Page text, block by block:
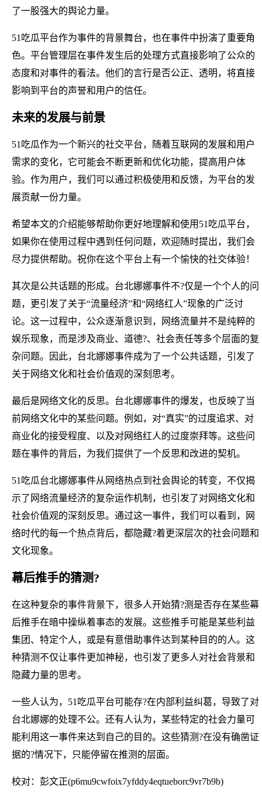
了一股强大的舆论力量。
51吃瓜平台作为事件的背景舞台，也在事件中扮演了重要角
色。平台管理层在事件发生后的处理方式直接影响了公众的
态度和对事件的看法。他们的言行是否公正、透明，将直接
影响到平台的声誉和用户的信任。
未来的发展与前景
51吃瓜作为一个新兴的社交平台，随着互联网的发展和用户
需求的变化，它可能会不断更新和优化功能，提高用户体
验。作为用户，我们可以通过积极使用和反馈，为平台的发
展贡献一份力量。
希望本文的介绍能够帮助你更好地理解和使用51吃瓜平台，
如果你在使用过程中遇到任何问题，欢迎随时提出，我们会
尽力提供帮助。祝你在这个平台上有一个愉快的社交体验！
其次是公共话题的形成。台北娜娜事件不?仅是一个个人的问
题，更引发了关于“流量经济”和“网络红人”现象的广泛讨
论。这一过程中，公众逐渐意识到，网络流量并不是纯粹的
娱乐现象，而是涉及商业、道德?、社会责任等多个层面的复
杂问题。因此，台北娜娜事件成为了一个公共话题，引发了
关于网络文化和社会价值观的深刻思考。
最后是网络文化的反思。台北娜娜事件的爆发，也反映了当
前网络文化中的某些问题。例如，对“真实”的过度追求、对
商业化的接受程度、以及对网络红人的过度崇拜等。这些问
题在事件的背后，为我们提供了一个反思和改进的契机。
51吃瓜台北娜娜事件从网络热点到社会舆论的转变，不仅揭
示了网络流量经济的复杂运作机制，也引发了对网络文化和
社会价值观的深刻反思。通过这一事件，我们可以看到，网
络时代的每一个热点背后，都隐藏?着更深层次的社会问题和
文化现象。
幕后推手的猜测?
在这种复杂的事件背景下，很多人开始猜?测是否存在某些幕
后推手在暗中操纵着事态的发展。这些推手可能是某些利益
集团、特定个人，或是有意借助事件达到某种目的的人。这
种猜测不仅让事件更加神秘，也引发了更多人对社会背景和
隐藏力量的思考。
一些人认为，51吃瓜平台可能存?在内部利益纠葛，导致了对
台北娜娜的处理不公。还有人认为，某些特定的社会力量可
能利用这一事件来达到自己的目的。这些猜测?在没有确凿证
据的?情况下，只能停留在推测的层面。
校对：彭文正(p6mu9cwfoix7yfddy4eqtueborc9vr7b9b)